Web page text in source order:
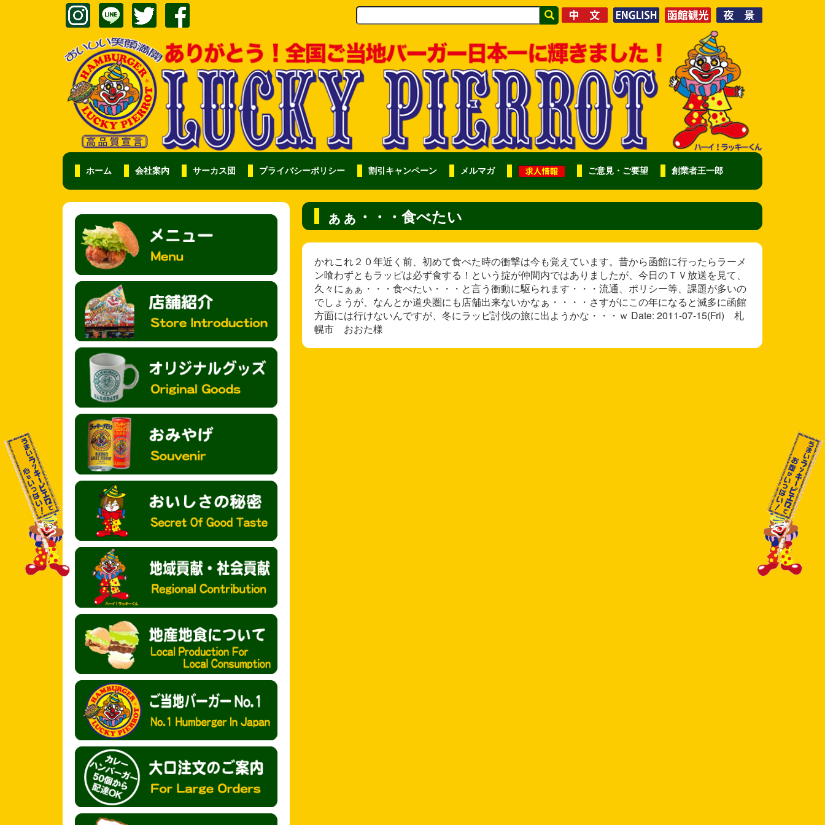
ホーム 会社案内 サーカス団 プライバシーポリシー 割引キャンペーン メルマガ ご意見・ご要望 創業者王一郎
ぁぁ・・・食べたい
かれこれ２０年近く前、初めて食べた時の衝撃は今も覚えています。昔から函館に行ったらラーメ
ン喰わずともラッピは必ず食する！という掟が仲間内ではありましたが、今日のＴＶ放送を見て、
久々にぁぁ・・・食べたい・・・と言う衝動に駆られます・・・流通、ポリシー等、課題が多いの
でしょうが、なんとか道央圏にも店舗出来ないかなぁ・・・・さすがにこの年になると滅多に函館
方面には行けないんですが、冬にラッピ討伐の旅に出ようかな・・・ｗ Date: 2011-07-15(Fri) 札
幌市 おおた様